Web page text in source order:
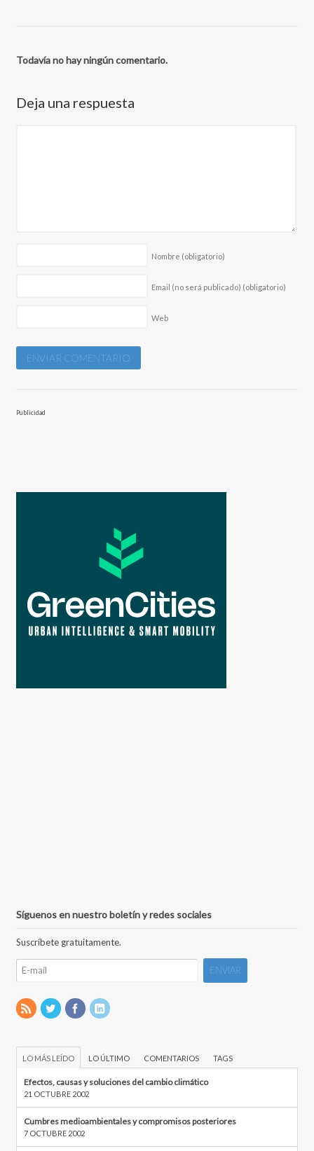
Todavía no hay ningún comentario.
Deja una respuesta
Nombre (obligatorio)
Email (no será publicado) (obligatorio)
Web
Publicidad
Síguenos en nuestro boletín y redes sociales
Suscríbete gratuitamente.
LO MÁS LEÍDO LO ÚLTIMO COMENTARIOS TAGS
Efectos, causas y soluciones del cambio climático
21 OCTUBRE 2002
Cumbres medioambientales y compromisos posteriores
7 OCTUBRE 2002